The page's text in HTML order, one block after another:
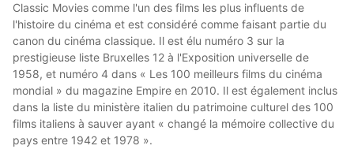
Classic Movies comme l'un des films les plus influents de
l'histoire du cinéma et est considéré comme faisant partie du
canon du cinéma classique. Il est élu numéro 3 sur la
prestigieuse liste Bruxelles 12 à l'Exposition universelle de
1958, et numéro 4 dans « Les 100 meilleurs films du cinéma
mondial » du magazine Empire en 2010. Il est également inclus
dans la liste du ministère italien du patrimoine culturel des 100
films italiens à sauver ayant « changé la mémoire collective du
pays entre 1942 et 1978 ».